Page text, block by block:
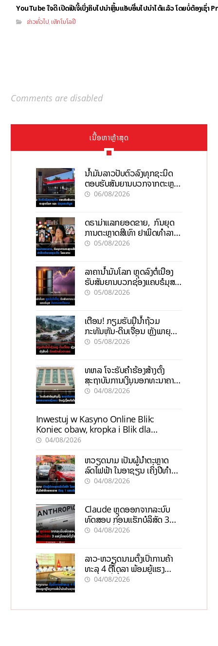
YouTube ໃຈດີ ເປີດຟີເຈີ້ເບິ່ງຄິບໄປນຳຫຼິ້ນແອັບອື່ນໄປນຳໄດ້ແລ້ວ ໂດຍບໍ່ຕ້ອງເຊົ່າ
ຂ່າວທົ່ວໄປ ,ເທັກໂນໂລຢີ
Comments are disabled
ເນື້ອຫາຫຼ້າສຸດ
ນໍ້າມັນລາວປັບຕົວລົງທຸກຊະນິດ
ຕອບຮັບສັນຍານບວກຈາກຕະຫຼາດ
ໂລກ ແລະ ຊ່ອງແຄບຮໍມູສ
06/08/2026
ດຣາມ່າແລກຍອດຂາຍ, ກົນຍຸດ
ການຕະຫຼາດສີເທົາ ຢາພິດທຳລາຍ
ທຸລະກິດ ໄລຍະຍາວ
05/08/2026
ລາຄານ້ຳມັນໂລກ ຫຼຸດລົງຕໍ່ເນື່ອງ
ຮັບສັນຍານບວກຊ່ອງແຄບຮໍມຸສ
ຈັບຕາລາຄາໃນລາວ
05/08/2026
ເຕືອນ! ກຽມຮັບມືນໍ້າຖ້ວມ
ກະທັນຫັນ-ດິນເຈື່ອນ ຫຼັງພາຍຸຝົນ
ຍັງສືບຕໍ່ຕົກໜັກທົ່ວປະເທດ
05/08/2026
ທຫລ ໂຈະຮັບຄຳຮ້ອງສ້າງຕັ້ງ
ສະຖາບັນການເງິນນອກທະນາຄານ
ຊົ່ວຄາວ ປັບປຸງເງື່ອນໄຂໃໝ່
04/08/2026
Inwestuj w Kasyno Online Blik:
Koniec obaw, kropka i Blik dla
pewności
04/08/2026
ຫວຽດນາມ ເປັນຜູ້ນຳຕະຫຼາດ
ລົດໄຟຟ້າ ໃນອາຊຽນ ເຄິ່ງປີທຳອິດ
ຍອດຂາຍບັນລຸ 1 ແສນຄັນ
04/08/2026
Claude ຫຼຸດອອກຈາກລະບົບ
ທົດສອບ ກ່ອນແຮັກບໍລິສັດ 3
ແຫ່ງໂດຍບໍ່ຕັ້ງໃຈ
04/08/2026
ລາວ-ຫວຽດນາມຕັ້ງເປົ້າການຄ້າ
ທະລຸ 4 ຕື້ໂດລາ ພ້ອມຍູ້ແຮງ
ໂຄງການທໍ່ນໍ້າມັນຂ້າມຊາດ
04/08/2026